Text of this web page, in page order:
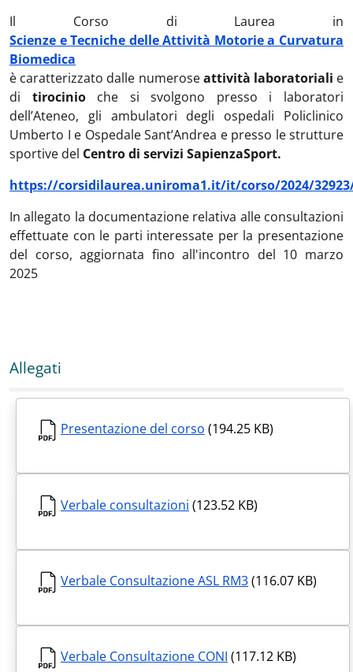
Il Corso di Laurea in
Scienze e Tecniche delle Attività Motorie a Curvatura
Biomedica
è caratterizzato dalle numeroseattività laboratoriali e
di tirocinioche si svolgono presso i laboratori
dell’Ateneo, gli ambulatori degli ospedali Policlinico
Umberto I e Ospedale Sant’Andrea e presso le strutture
sportive del Centro di servizi SapienzaSport.
https://corsidilaurea.uniroma1.it/it/corso/2024/
In allegato la documentazione relativa alle consultazioni
effettuate con le parti interessate per la presentazione
del corso, aggiornata fino all'incontro del 10 marzo
2025
Allegati
Presentazione del corso (194.25 KB)
Verbale consultazioni (123.52 KB)
Verbale Consultazione ASL RM3(116.07 KB)
Verbale Consultazione CONI (117.12 KB)